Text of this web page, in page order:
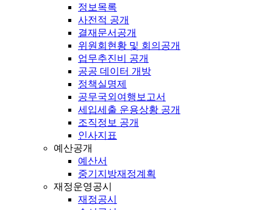
정보목록
사전적 공개
결재문서공개
위원회현황 및 회의공개
업무추진비 공개
공공 데이터 개방
정책실명제
공무국외여행보고서
세입세출 운용상황 공개
조직정보 공개
인사지표
예산공개
예산서
중기지방재정계획
재정운영공시
재정공시